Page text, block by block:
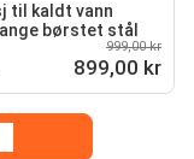
til kaldt vann
børstet stål
999,00 kr
899,00 kr